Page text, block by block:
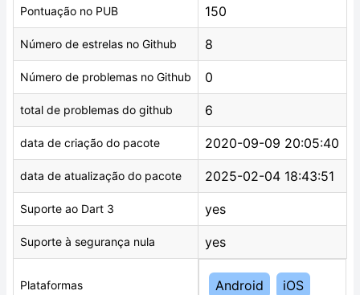
Pontuação no PUB 150
Número de estrelas no Github 8
Número de problemas no Github 0
total de problemas do github 6
data de criação do pacote 2020-09-09 20:05:40
data de atualização do pacote 2025-02-04 18:43:51
Suporte ao Dart 3 yes
Suporte à segurança nula yes
Plataformas Android iOS